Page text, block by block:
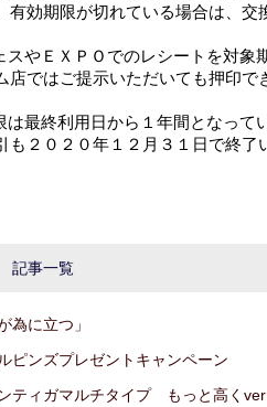
効期限が切れている場合は、交
やＥＸＰＯでのレシートを対象
店ではご提示いただいても押印で
最終利用日から１年間となって
も２０２０年１２月３１日で終了
記事一覧
為に立つ」
ピンズプレゼントキャンペーン
ティガマルチタイプ もっと高くver